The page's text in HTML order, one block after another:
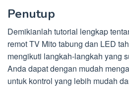
Penutup
Demikianlah tutorial lengkap
remot TV Mito tabung dan LED
mengikuti langkah-langkah yang
Anda dapat dengan mudah
untuk kontrol yang lebih mudah